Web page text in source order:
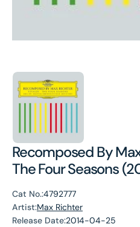
Recomposed By
The Four Seasons
Cat No.:4792777
Artist:Max Richter
Release Date:2014-04-25